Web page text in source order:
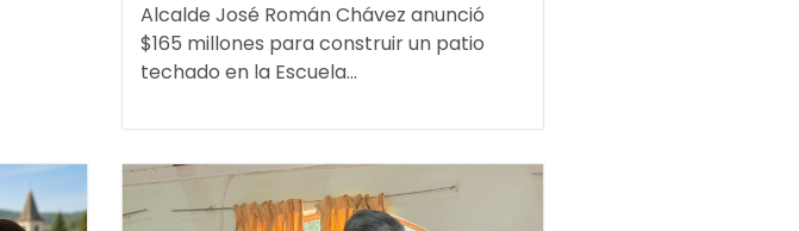
Alcalde José Román Chávez anunció
$165 millones para construir un patio
techado en la Escuela...